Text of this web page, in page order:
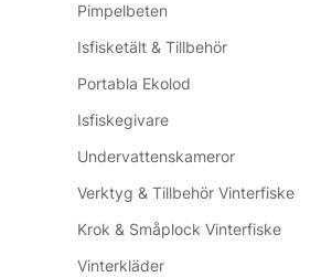
Pimpelbeten
Isfisketält & Tillbehör
Portabla Ekolod
Isfiskegivare
Undervattenskameror
Verktyg & Tillbehör Vinterfiske
Krok & Småplock Vinterfiske
Vinterkläder